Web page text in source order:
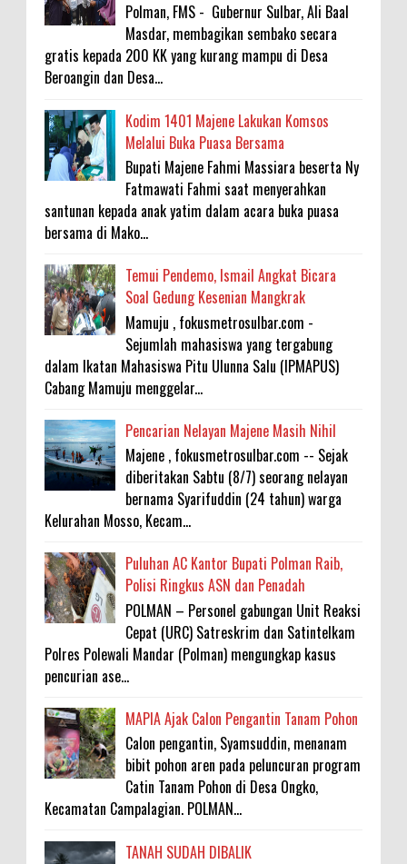
Polman, FMS - Gubernur Sulbar, Ali Baal
Masdar, membagikan sembako secara
gratis kepada 200 KK yang kurang mampu di Desa
Beroangin dan Desa...
Kodim 1401 Majene Lakukan Komsos
Melalui Buka Puasa Bersama
Bupati Majene Fahmi Massiara beserta Ny
Fatmawati Fahmi saat menyerahkan
santunan kepada anak yatim dalam acara buka puasa
bersama di Mako...
Temui Pendemo, Ismail Angkat Bicara
Soal Gedung Kesenian Mangkrak
Mamuju , fokusmetrosulbar.com -
Sejumlah mahasiswa yang tergabung
dalam Ikatan Mahasiswa Pitu Ulunna Salu (IPMAPUS)
Cabang Mamuju menggelar...
Pencarian Nelayan Majene Masih Nihil
Majene , fokusmetrosulbar.com -- Sejak
diberitakan Sabtu (8/7) seorang nelayan
bernama Syarifuddin (24 tahun) warga
Kelurahan Mosso, Kecam...
Puluhan AC Kantor Bupati Polman Raib,
Polisi Ringkus ASN dan Penadah
POLMAN – Personel gabungan Unit Reaksi
Cepat (URC) Satreskrim dan Satintelkam
Polres Polewali Mandar (Polman) mengungkap kasus
pencurian ase...
MAPIA Ajak Calon Pengantin Tanam Pohon
Calon pengantin, Syamsuddin, menanam
bibit pohon aren pada peluncuran program
Catin Tanam Pohon di Desa Ongko,
Kecamatan Campalagian. POLMAN...
TANAH SUDAH DIBALIK